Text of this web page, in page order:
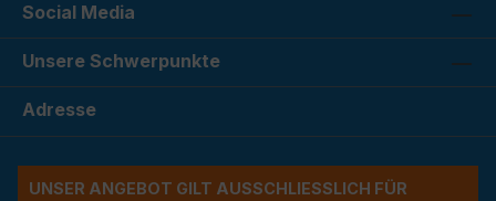
Social Media
Unsere Schwerpunkte
Adresse
UNSER ANGEBOT GILT AUSSCHLIESSLICH FÜR G